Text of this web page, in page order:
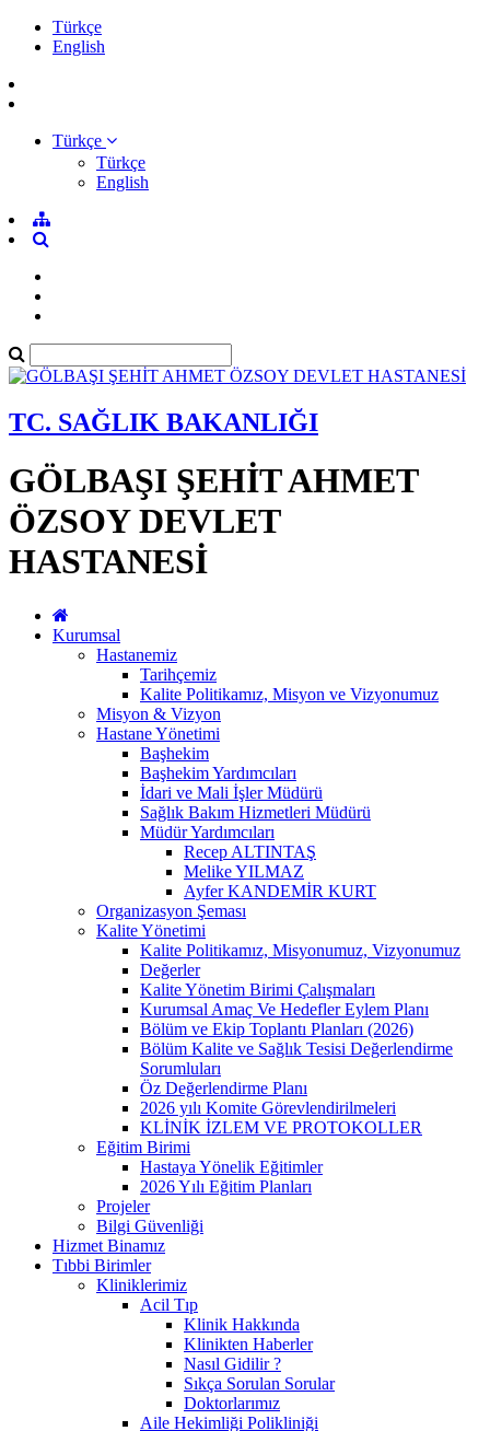
Türkçe
English
Türkçe
Türkçe
English
TC. SAĞLIK BAKANLIĞI
GÖLBAŞI ŞEHİT AHMET
ÖZSOY DEVLET
HASTANESİ
Kurumsal
Hastanemiz
Tarihçemiz
Kalite Politikamız, Misyon ve Vizyonumuz
Misyon & Vizyon
Hastane Yönetimi
Başhekim
Başhekim Yardımcıları
İdari ve Mali İşler Müdürü
Sağlık Bakım Hizmetleri Müdürü
Müdür Yardımcıları
Recep ALTINTAŞ
Melike YILMAZ
Ayfer KANDEMİR KURT
Organizasyon Şeması
Kalite Yönetimi
Kalite Politikamız, Misyonumuz, Vizyonumuz
Değerler
Kalite Yönetim Birimi Çalışmaları
Kurumsal Amaç Ve Hedefler Eylem Planı
Bölüm ve Ekip Toplantı Planları (2026)
Bölüm Kalite ve Sağlık Tesisi Değerlendirme
Sorumluları
Öz Değerlendirme Planı
2026 yılı Komite Görevlendirilmeleri
KLİNİK İZLEM VE PROTOKOLLER
Eğitim Birimi
Hastaya Yönelik Eğitimler
2026 Yılı Eğitim Planları
Projeler
Bilgi Güvenliği
Hizmet Binamız
Tıbbi Birimler
Kliniklerimiz
Acil Tıp
Klinik Hakkında
Klinikten Haberler
Nasıl Gidilir ?
Sıkça Sorulan Sorular
Doktorlarımız
Aile Hekimliği Polikliniği